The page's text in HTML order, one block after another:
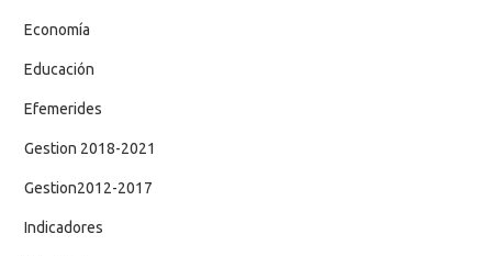
Economía
Educación
Efemerides
Gestion 2018-2021
Gestion2012-2017
Indicadores